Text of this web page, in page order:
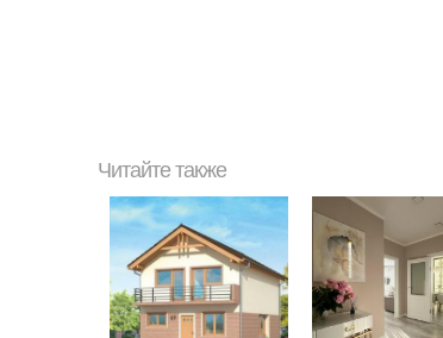
Читайте также